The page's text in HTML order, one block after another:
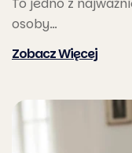
To jedno z
osoby…